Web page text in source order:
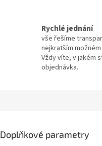
Rychlé jednání
vše řešíme
nejkratším
Vždy víte, v jakém
objednávka.
Doplňkové parametry